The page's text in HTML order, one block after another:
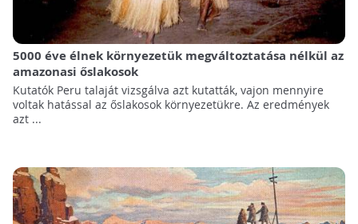
5000 éve élnek környezetük megváltoztatása nélkül az
amazonasi őslakosok
Kutatók Peru talaját vizsgálva azt kutatták, vajon mennyire
voltak hatással az őslakosok környezetükre. Az eredmények
azt ...